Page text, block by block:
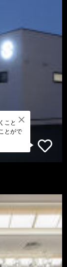
こと
とがで